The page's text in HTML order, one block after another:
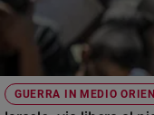
GUERRA IN MEDIO